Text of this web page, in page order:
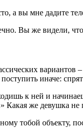
а вы мне дадите
Вы же видели,
иначе:
к ней и
Какая же девушка не
тобой объекту,